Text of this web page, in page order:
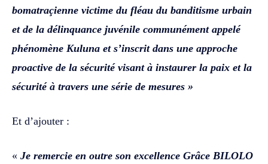
bomatraçienne victime du fléau du banditisme urbain
et de la délinquance juvénile communément appelé
phénomène Kuluna et s’inscrit dans une approche
proactive de la sécurité visant à instaurer la paix et la
sécurité à travers une série de mesures »
‎‎Et d’ajouter : ‎‎
« Je remercie en outre son excellence Grâce BILOLO